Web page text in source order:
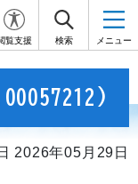
覧支援 検索 メニュー
2026年05月29日